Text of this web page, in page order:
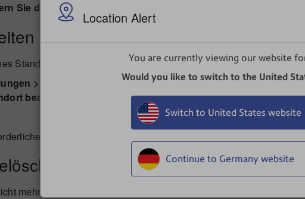
Location Alert
You are currently viewing our website
Would you like to switch to the United
Switch to United States website
Continue to Germany website
Sie den Standort
Standorts bei Bedarf ändern.
> Abteilungen und Standorte
bearbeiten -Symbol neben dem Standort aus, den Sie
Änderung vor und wählen Sie
mehr benötigen, können Sie ihn löschen.